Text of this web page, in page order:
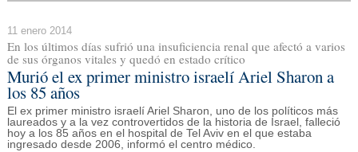
11 enero 2014
En los últimos días sufrió una insuficiencia renal que afectó a varios
de sus órganos vitales y quedó en estado crítico
Murió el ex primer ministro israelí Ariel Sharon a
los 85 años
El ex primer ministro israelí Ariel Sharon, uno de los políticos más
laureados y a la vez controvertidos de la historia de Israel, falleció
hoy a los 85 años en el hospital de Tel Aviv en el que estaba
ingresado desde 2006, informó el centro médico.